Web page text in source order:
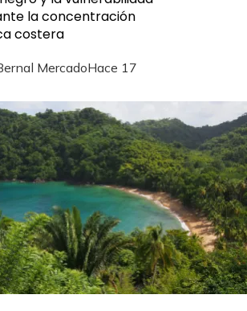
la concentración
costera
MercadoHace 17